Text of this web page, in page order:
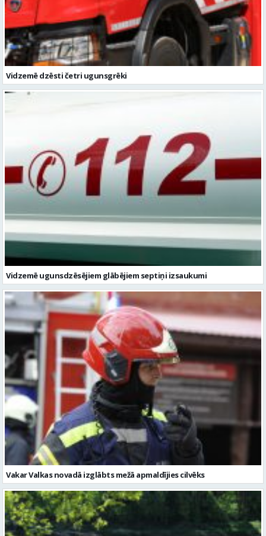
Vidzemē dzēsti četri ugunsgrēki
Vidzemē ugunsdzēsējiem glābējiem septiņi izsaukumi
Vakar Valkas novadā izglābts mežā apmaldījies cilvēks